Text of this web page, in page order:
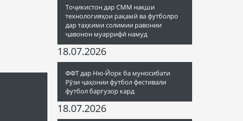
Тоҷикистон дар СММ нақши
технологияҳои рақамӣ ва футболро
дар таҳкими солимии равонии
ҷавонон муаррифӣ намуд
18.07.2026
ФФТ дар Ню-Йорк ба муносибати
Рӯзи ҷаҳонии футбол фестивали
футбол баргузор кард
18.07.2026